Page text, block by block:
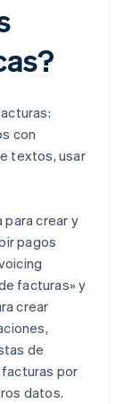
con
textos, usar
para crear y
pagos
facturas» y
crear
de
por
datos.